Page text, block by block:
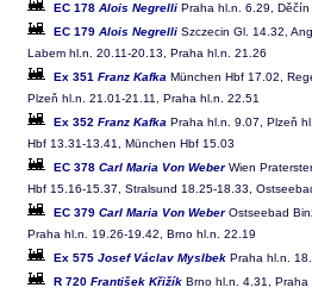
EC 178 Alois Negrelli Praha hl.n. 6.29,
EC 179 Alois Negrelli Szczecin Gl. 14.32,
Labem hl.n. 20.11-20.13, Praha hl.n. 21.26
Ex 351 Franz Kafka München Hbf 17.02,
Plzeň hl.n. 21.01-21.11, Praha hl.n. 22.51
Ex 352 Franz Kafka Praha hl.n. 9.07, Plzeň
Hbf 13.31-13.41, München Hbf 15.03
EC 378 Carl Maria Von WeberWien
Hbf 15.16-15.37, Stralsund 18.25-18.33,
EC 379 Carl Maria Von WeberOstseebad
Praha hl.n. 19.26-19.42, Brno hl.n. 22.19
Ex 575 Josef Václav Myslbek Praha hl.n.
R 720 František Křižík Brno hl.n. 4.31, Praha